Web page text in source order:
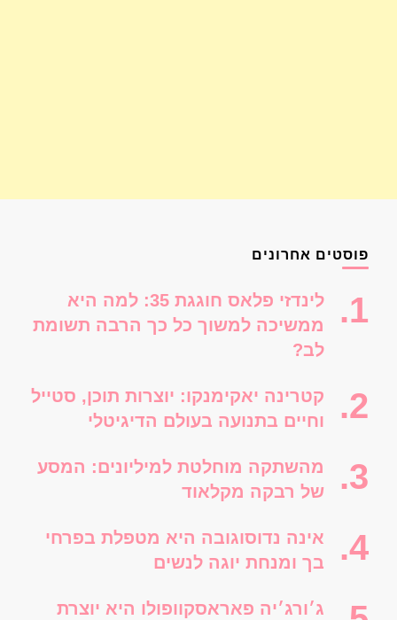
פוסטים אחרונים
לינדזי פלאס חוגגת 35: למה היא
ממשיכה למשוך כל כך הרבה תשומת
לב?
קטרינה יאקימנקו: יוצרות תוכן, סטייל
וחיים בתנועה בעולם הדיגיטלי
מהשתקה מוחלטת למיליונים: המסע
של רבקה מקלאוד
אינה נדוסוגובה היא מטפלת בפרחי
בך ומנחת יוגה לנשים
ג׳ורג׳יה פאראסקוופולו היא יוצרת